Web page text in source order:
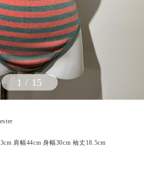
1 / 15
肩幅44cm 身幅30cm 袖丈18.5cm